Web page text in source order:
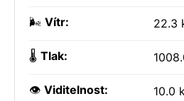
🌬️ Vítr: 22.3
🌡️ Tlak:
👁️ Viditelnost: 10.0